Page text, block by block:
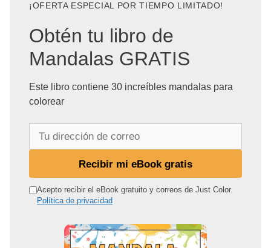
¡OFERTA ESPECIAL POR TIEMPO LIMITADO!
Obtén tu libro de
Mandalas GRATIS
Este libro contiene 30 increíbles mandalas para
colorear
r
Recibir mi eBook gratis
Acepto recibir el eBook gratuito y correos de Just Color.
Política de privacidad